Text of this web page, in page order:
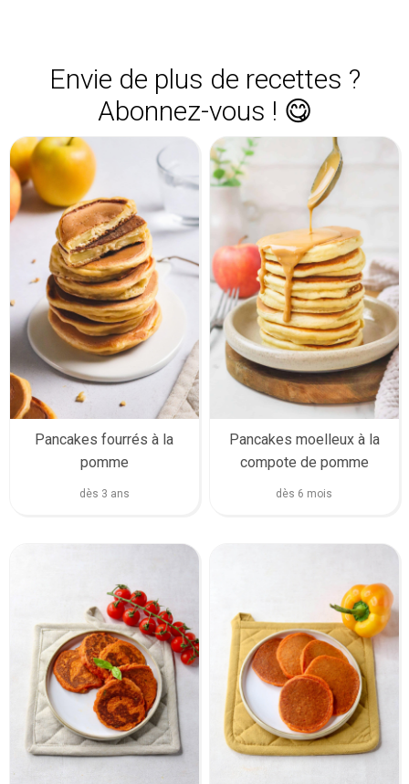
Envie de plus de recettes ?
Abonnez-vous ! 😋
Pancakes fourrés à la
pomme
dès 3 ans
Pancakes moelleux à la
compote de pomme
dès 6 mois